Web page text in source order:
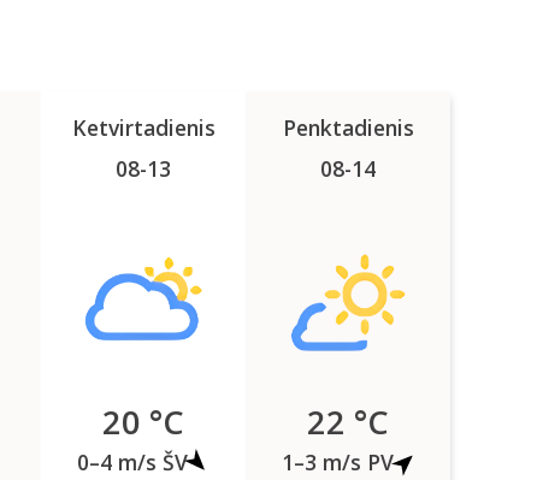
Ketvirtadienis
08-13
20 °C
0–4 m/s ŠV
Penktadienis
08-14
22 °C
1–3 m/s PV